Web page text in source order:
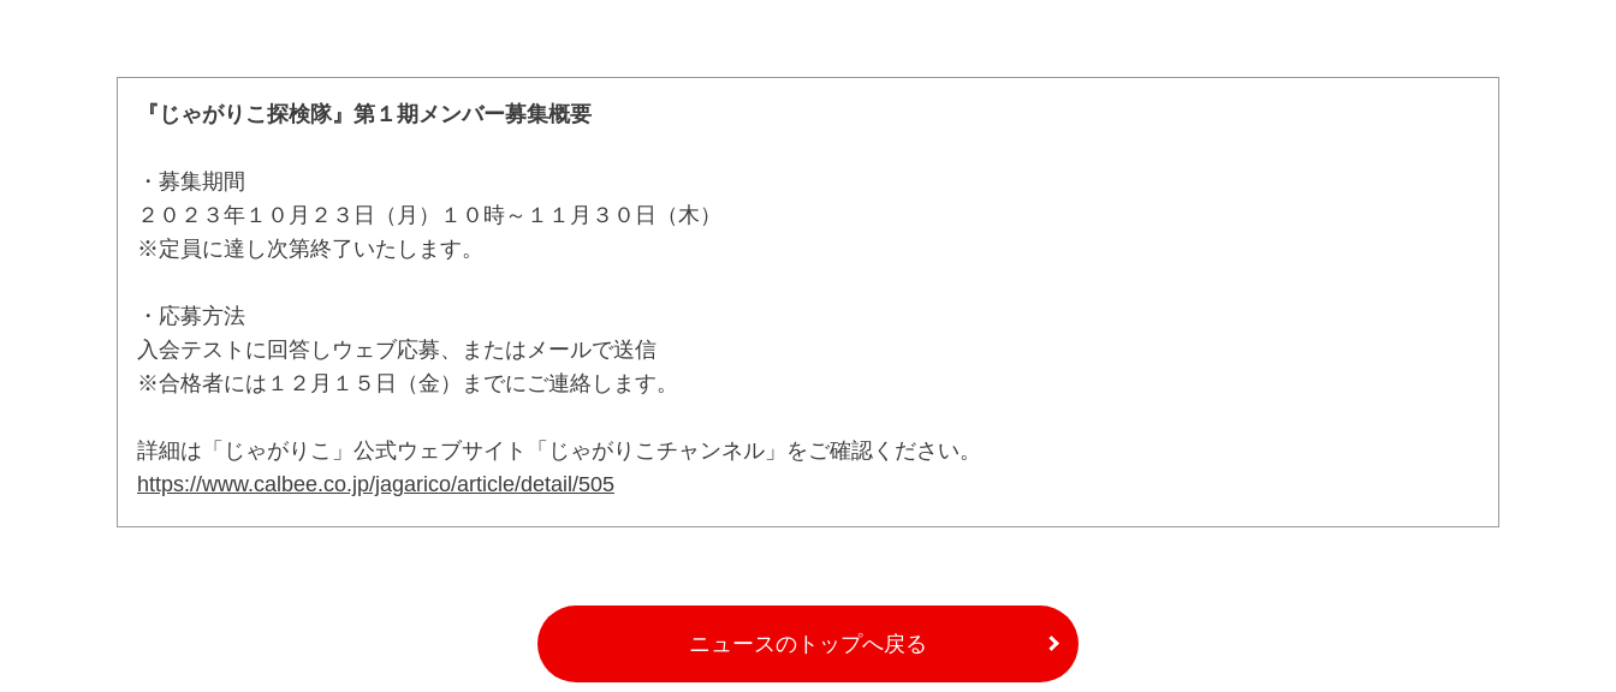
『じゃがりこ探検隊』第１期メンバー募集概要
・募集期間
２０２３年１０月２３日（月）１０時～１１月３０日（木）
※定員に達し次第終了いたします。
・応募方法
入会テストに回答しウェブ応募、またはメールで送信
※合格者には１２月１５日（金）までにご連絡します。
詳細は「じゃがりこ」公式ウェブサイト「じゃがりこチャンネル」をご確認ください。
https://www.calbee.co.jp/jagarico/article/detail/505
ニュースのトップへ戻る